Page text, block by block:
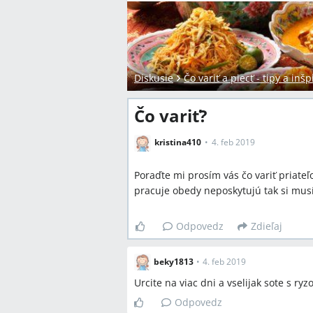
Diskusie Čo variť a piecť - tipy a
Čo variť?
kristina410 4. feb 2019
Poraďte mi prosím vás čo variť
pracuje obedy neposkytujú tak si
Odpovedz Zdieľaj
beky1813 • 4. feb 2019
Urcite na viac dni a vselijak sote s
Odpovedz